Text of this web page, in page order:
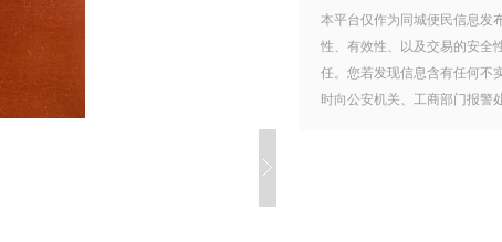
本平台仅作为同城便民信息发
性、有效性、以及交易的安全
任。您若发现信息含有任何不
时向公安机关、工商部门报警